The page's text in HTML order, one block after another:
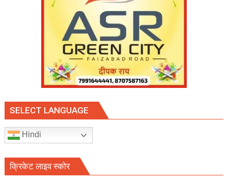
SELECT LANGUAGE
Hindi
क्रिकेट लाइव स्कोर